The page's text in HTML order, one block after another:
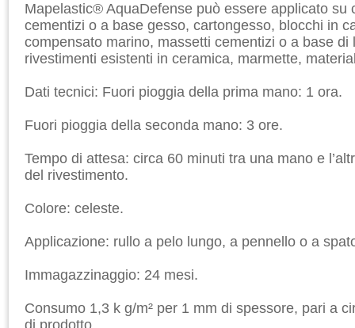
Mapelastic® AquaDefense può essere applicato su
cementizi o a base gesso, cartongesso, blocchi in
compensato marino, massetti cementizi o a base di
rivestimenti esistenti in ceramica, marmette,
Dati tecnici: Fuori pioggia della prima mano: 1 ora.
Fuori pioggia della seconda mano: 3 ore.
Tempo di attesa: circa 60 minuti tra una mano e
del rivestimento.
Colore: celeste.
Applicazione: rullo a pelo lungo, a pennello o a
Immagazzinaggio: 24 mesi.
Consumo 1,3 k g/m² per 1 mm di spessore, pari a
di prodotto.